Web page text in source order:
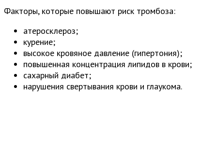
Факторы, которые повышают риск тромбоза:
атеросклероз;
курение;
высокое кровяное давление (гипертония);
повышенная концентрация липидов в крови;
сахарный диабет;
нарушения свертывания крови и глаукома.